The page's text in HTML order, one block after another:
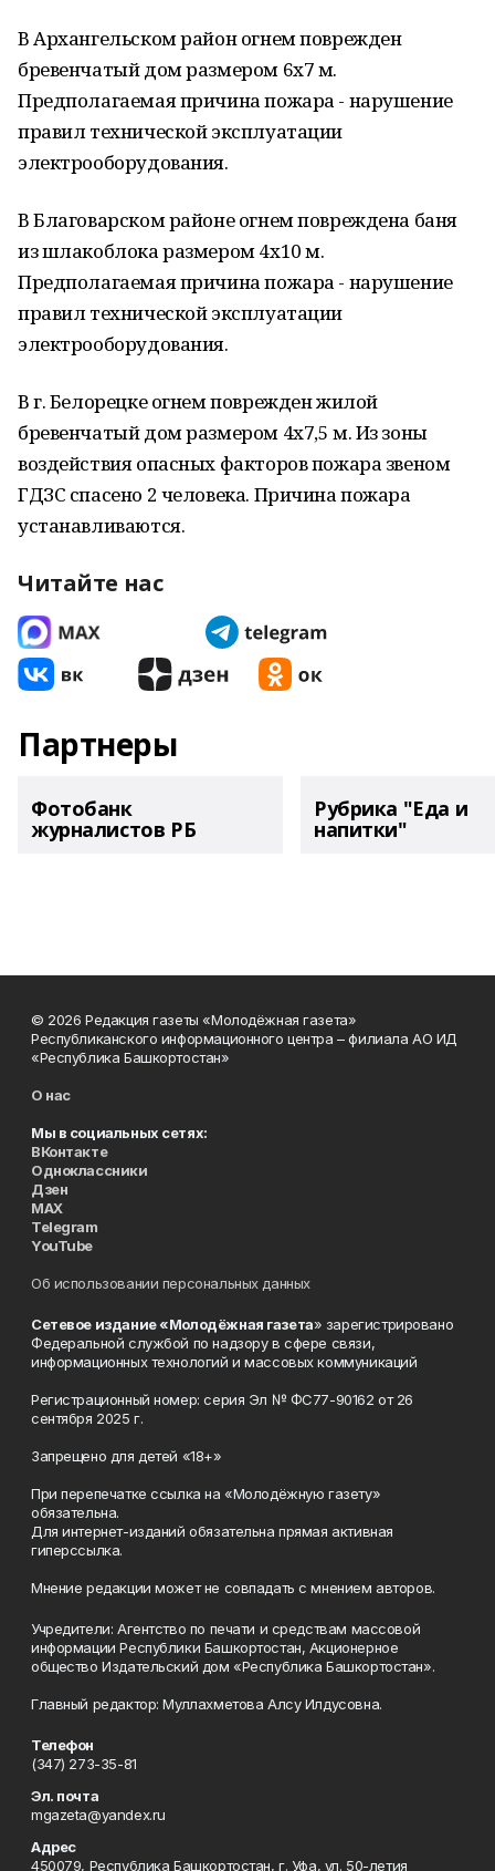
В Архангельском район огнем поврежден
бревенчатый дом размером 6х7 м.
Предполагаемая причина пожара - нарушение
правил технической эксплуатации
электрооборудования.
В Благоварском районе огнем повреждена баня
из шлакоблока размером 4х10 м.
Предполагаемая причина пожара - нарушение
правил технической эксплуатации
электрооборудования.
В г. Белорецке огнем поврежден жилой
бревенчатый дом размером 4х7,5 м. Из зоны
воздействия опасных факторов пожара звеном
ГДЗС спасено 2 человека. Причина пожара
устанавливаются.
Читайте нас
Партнеры
Фотобанк
журналистов РБ
Рубрика "Еда и
напитки"
© 2026 Редакция газеты «Молодёжная газета»
Республиканского информационного центра – филиала АО ИД
«Республика Башкортостан»
О нас
Мы в социальных сетях:
ВКонтакте
Одноклассники
Дзен
MAX
Telegram
YouTube
Об использовании персональных данных
Сетевое издание «Молодёжная газета» зарегистрировано
Федеральной службой по надзору в сфере связи,
информационных технологий и массовых коммуникаций
Регистрационный номер: серия Эл № ФС77-90162 от 26
сентября 2025 г.
Запрещено для детей «18+»
При перепечатке ссылка на «Молодёжную газету»
обязательна.
Для интернет-изданий обязательна прямая активная
гиперссылка.
Мнение редакции может не совпадать с мнением авторов.
Учредители: Агентство по печати и средствам массовой
информации Республики Башкортостан, Акционерное
общество Издательский дом «Республика Башкортостан».
Главный редактор: Муллахметова Алсу Илдусовна.
Телефон
(347) 273-35-81
Эл. почта
mgazeta@yandex.ru
Адрес
450079, Республика Башкортостан, г. Уфа, ул. 50-летия